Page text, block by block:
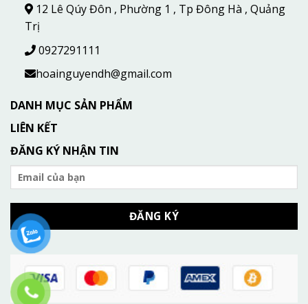
12 Lê Qúy Đôn , Phường 1 , Tp Đông Hà , Quảng
Trị
0927291111
hoainguyendh@gmail.com
DANH MỤC SẢN PHẨM
LIÊN KẾT
ĐĂNG KÝ NHẬN TIN